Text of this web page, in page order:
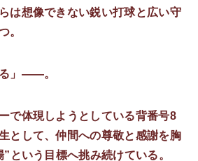
は想像できない鋭い打球と広い守
。
る」――。
で体現しようとしている背番号8
として、仲間への尊敬と感謝を胸
という目標へ挑み続けている。